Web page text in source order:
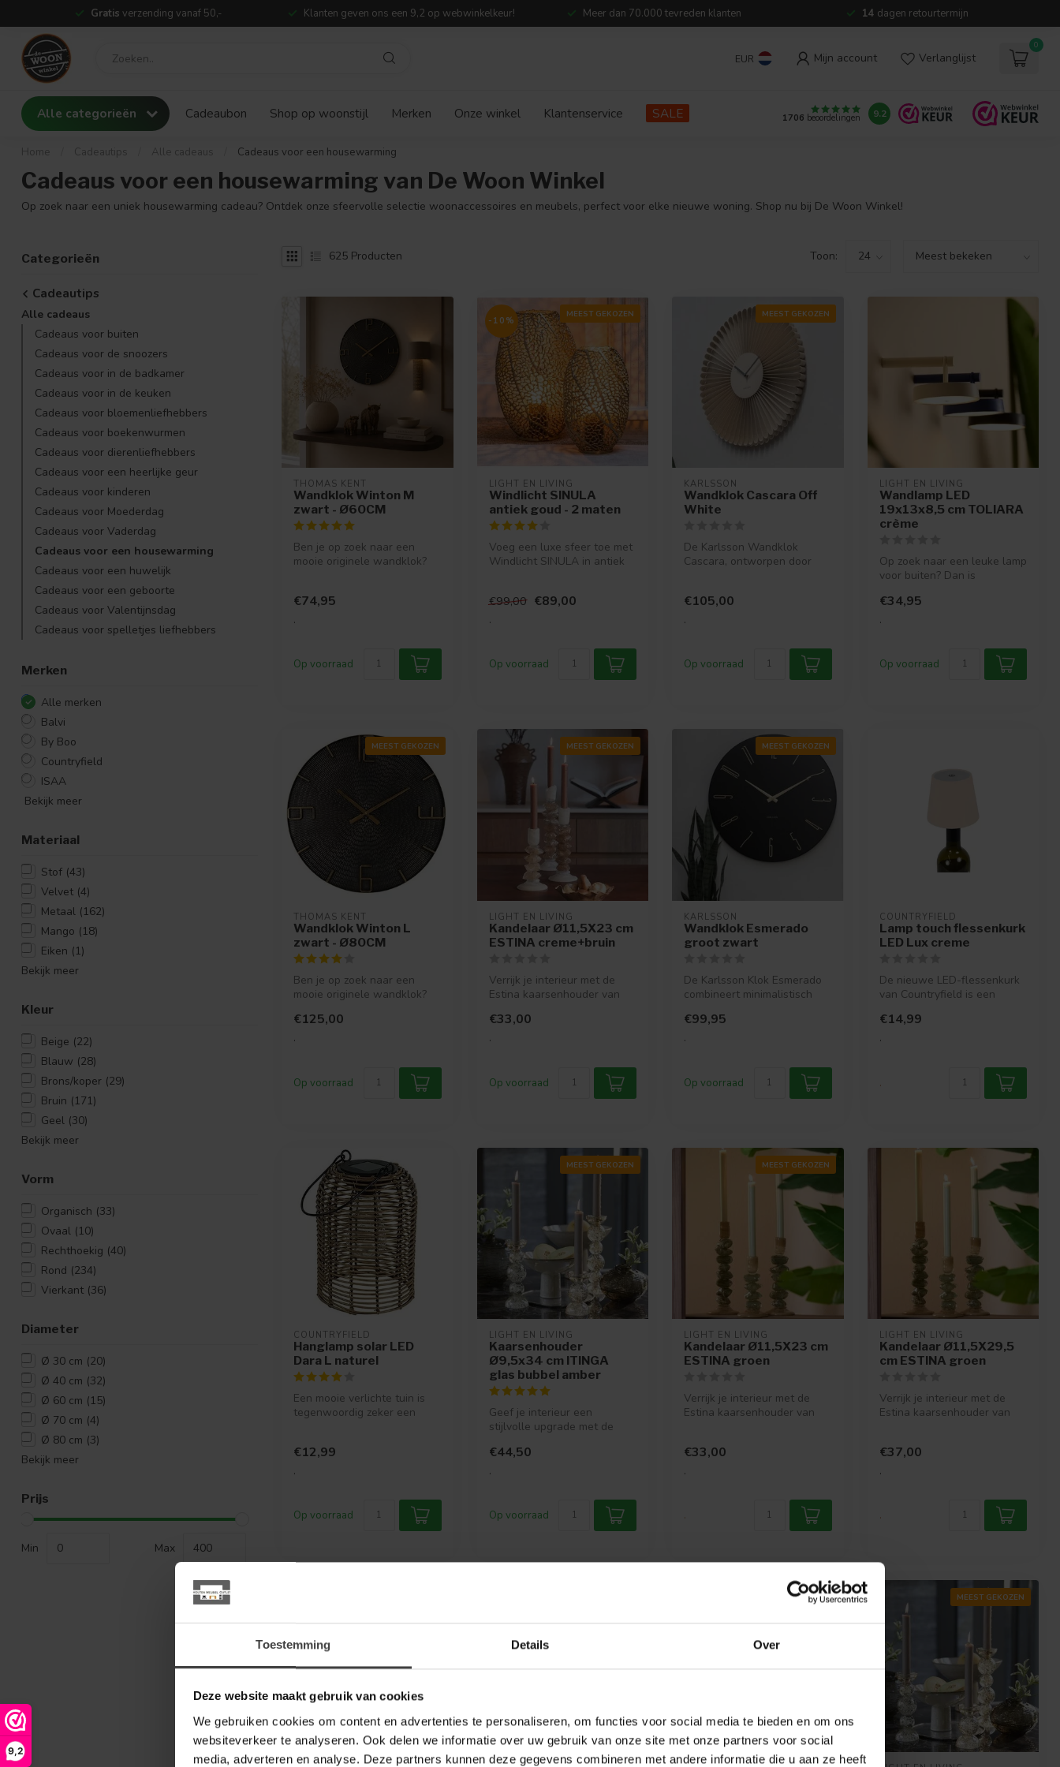
Toestemming Details Over
Deze website maakt gebruik van cookies
We gebruiken cookies om content en advertenties te personaliseren, om functies voor social media te bieden en om ons
websiteverkeer te analyseren. Ook delen we informatie over uw gebruik van onze site met onze partners voor social
media, adverteren en analyse. Deze partners kunnen deze gegevens combineren met andere informatie die u aan ze heeft
9,2
Gratis verzending vanaf 50,- Klanten geven ons een 9,2 op webwinkelkeur! Meer dan 70.000 tevreden klanten 14 dagen retourtermijn
EUR Mijn account Verlanglijst
0
Alle categorieën Cadeaubon Shop op woonstijl Merken Onze winkel Klantenservice SALE 1706 beoordelingen 9.2
Home Cadeautips Alle cadeaus Cadeaus voor een housewarming
Cadeaus voor een housewarming van De Woon Winkel
Op zoek naar een uniek housewarming cadeau? Ontdek onze sfeervolle selectie woonaccessoires en meubels, perfect voor elke nieuwe woning. Shop nu bij De Woon Winkel!
Categorieën
Cadeautips
Alle cadeaus
Cadeaus voor buiten
Cadeaus voor de snoozers
Cadeaus voor in de badkamer
Cadeaus voor in de keuken
Cadeaus voor bloemenliefhebbers
Cadeaus voor boekenwurmen
Cadeaus voor dierenliefhebbers
Cadeaus voor een heerlijke geur
Cadeaus voor kinderen
Cadeaus voor Moederdag
Cadeaus voor Vaderdag
Cadeaus voor een housewarming
Cadeaus voor een huwelijk
Cadeaus voor een geboorte
Cadeaus voor Valentijnsdag
Cadeaus voor spelletjes liefhebbers
Merken
Alle merken
Balvi
By Boo
Countryfield
ISAA
Bekijk meer
Materiaal
Stof (43)
Velvet (4)
Metaal (162)
Mango (18)
Eiken (1)
Bekijk meer
Kleur
Beige (22)
Blauw (28)
Brons/koper (29)
Bruin (171)
Geel (30)
Bekijk meer
Vorm
Organisch (33)
Ovaal (10)
Rechthoekig (40)
Rond (234)
Vierkant (36)
Diameter
Ø 30 cm (20)
Ø 40 cm (32)
Ø 60 cm (15)
Ø 70 cm (4)
Ø 80 cm (3)
Bekijk meer
Prijs
Min Max
625 Producten Toon:
THOMAS KENT
Wandklok Winton M
zwart - Ø60CM
Ben je op zoek naar een
mooie originele wandklok?
€74,95
.
Op voorraad
MEEST GEKOZEN
-10%
LIGHT EN LIVING
Windlicht SINULA
antiek goud - 2 maten
Voeg een luxe sfeer toe met
Windlicht SINULA in antiek
€99,00 €89,00
.
Op voorraad
MEEST GEKOZEN
KARLSSON
Wandklok Cascara Off
White
De Karlsson Wandklok
Cascara, ontworpen door
€105,00
.
Op voorraad
LIGHT EN LIVING
Wandlamp LED
19x13x8,5 cm TOLIARA
crème
Op zoek naar een leuke lamp
voor buiten? Dan is
woonmerk Li...
€34,95
.
Op voorraad
MEEST GEKOZEN
THOMAS KENT
Wandklok Winton L
zwart - Ø80CM
Ben je op zoek naar een
mooie originele wandklok?
vo...
€125,00
.
Op voorraad
MEEST GEKOZEN
LIGHT EN LIVING
Kandelaar Ø11,5X23 cm
ESTINA creme+bruin
Verrijk je interieur met de
Estina kaarsenhouder van
€33,00
.
Op voorraad
MEEST GEKOZEN
KARLSSON
Wandklok Esmerado
groot zwart
De Karlsson Klok Esmerado
combineert minimalistisch
€99,95
.
Op voorraad
COUNTRYFIELD
Lamp touch flessenkurk
LED Lux creme
De nieuwe LED-flessenkurk
van Countryfield is een
verlichting....
€14,99
.
.
COUNTRYFIELD
Hanglamp solar LED
Dara L naturel
Een mooie verlichte tuin is
tegenwoordig zeker een
€12,99
.
Op voorraad
MEEST GEKOZEN
LIGHT EN LIVING
Kaarsenhouder
Ø9,5x34 cm ITINGA
glas bubbel amber
Geef je interieur een
stijlvolle upgrade met de
kaarsenhouder in a...
€44,50
.
Op voorraad
MEEST GEKOZEN
LIGHT EN LIVING
Kandelaar Ø11,5X23 cm
ESTINA groen
Verrijk je interieur met de
Estina kaarsenhouder van
€33,00
.
.
LIGHT EN LIVING
Kandelaar Ø11,5X29,5
cm ESTINA groen
Verrijk je interieur met de
Estina kaarsenhouder van
€37,00
.
.
MEEST GEKOZEN